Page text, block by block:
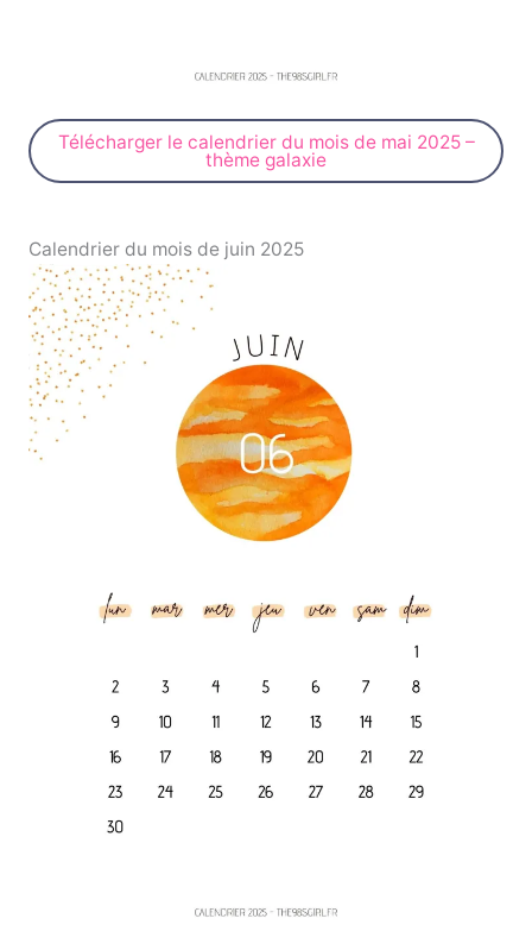
Télécharger le calendrier du mois de mai 2025 –
thème galaxie
Calendrier du mois de juin 2025